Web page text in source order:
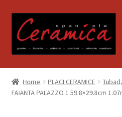
la
navigare
la
conținut
Prima pagină
Blog
Home PLACI CERAMICE
FAIANTA PALAZZO 1 59.8×29.8cm